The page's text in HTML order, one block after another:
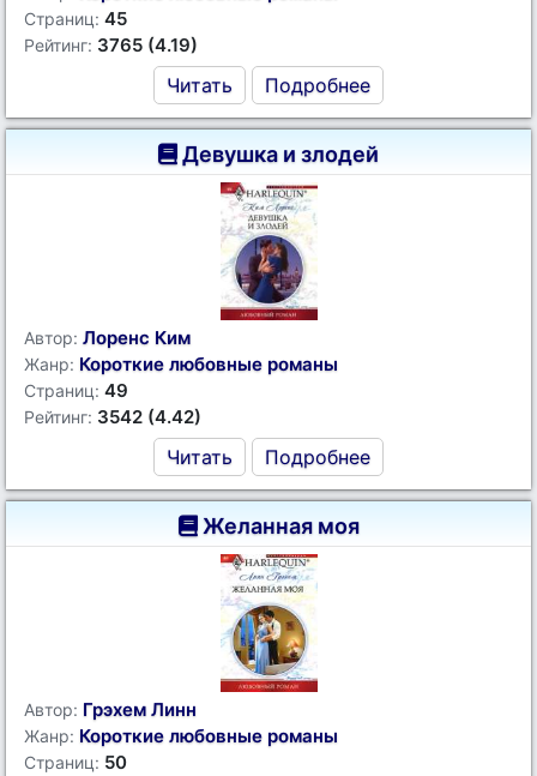
Страниц: 45
Рейтинг: 3765 (4.19)
Читать Подробнее
Девушка и злодей
Автор: Лоренс Ким
Жанр: Короткие любовные романы
Страниц: 49
Рейтинг: 3542 (4.42)
Читать Подробнее
Желанная моя
Автор: Грэхем Линн
Жанр: Короткие любовные романы
Страниц: 50